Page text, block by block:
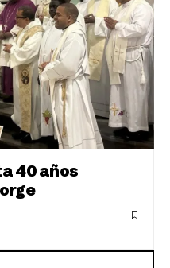
40 años